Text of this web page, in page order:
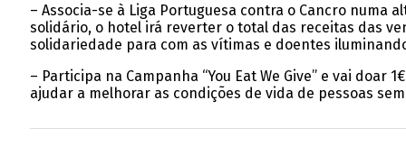
– Associa-se à Liga Portuguesa contra o Cancro
solidário, o hotel irá reverter o total das receitas das
solidariedade para com as vítimas e doentes
– Participa na Campanha “You Eat We Give” e vai doar
ajudar a melhorar as condições de vida de pessoas